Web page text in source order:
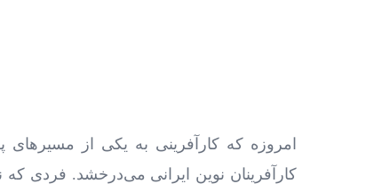
امروزه که کارآفرینی به یکی از
کارآفرینان نوین ایرانی می‌درخشد. فردی که